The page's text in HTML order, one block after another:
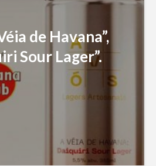
de Havana”,
Sour Lager”.